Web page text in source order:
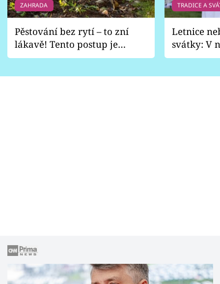
ZAHRADA
Pěstování bez rytí – to zní
lákavě! Tento postup je
vhodný jen pro některé
TRADICE A
Letnice
svátky: V
pondělí